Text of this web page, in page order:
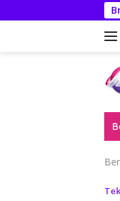
ke
Literatur Itu